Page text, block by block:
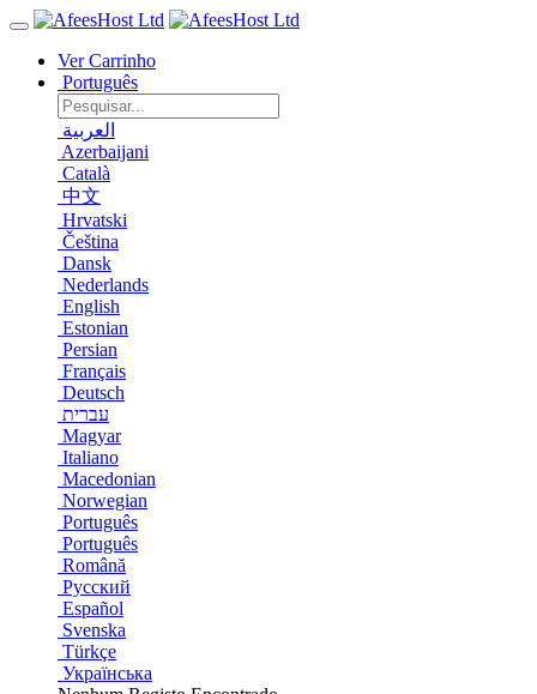
Ver Carrinho
Português
العربية
Azerbaijani
Català
中文
Hrvatski
Čeština
Dansk
Nederlands
English
Estonian
Persian
Français
Deutsch
עברית
Magyar
Italiano
Macedonian
Norwegian
Português
Português
Română
Русский
Español
Svenska
Türkçe
Українська